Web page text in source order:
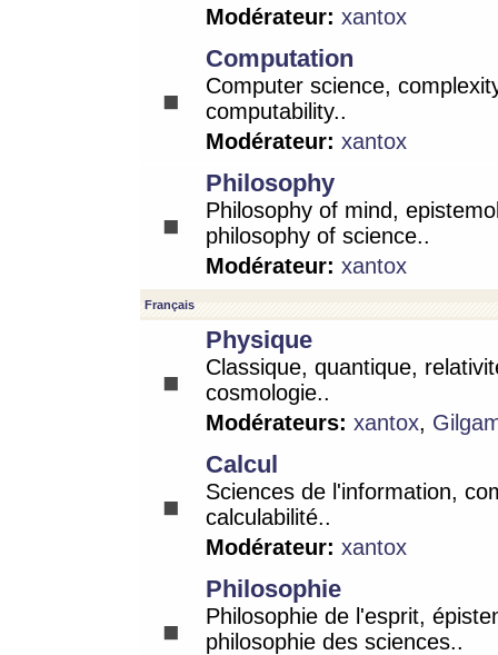
Modérateur: xantox
Computation
Computer science,
computability..
Modérateur: xantox
Philosophy
Philosophy of mind,
philosophy of science..
Modérateur: xantox
Français
Physique
Classique, quantique,
cosmologie..
Modérateurs: xantox,
Calcul
Sciences de l'information,
calculabilité..
Modérateur: xantox
Philosophie
Philosophie de l'esprit,
philosophie des sciences..